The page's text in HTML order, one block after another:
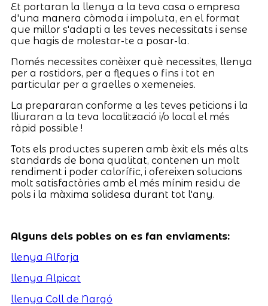
Et portaran la llenya a la teva casa o empresa
d'una manera còmoda i impoluta, en el format
que millor s'adapti a les teves necessitats i sense
que hagis de molestar-te a posar-la.
Només necessites conèixer què necessites, llenya
per a rostidors, per a fleques o fins i tot en
particular per a graelles o xemeneies.
La prepararan conforme a les teves peticions i la
lliuraran a la teva localització i/o local el més
ràpid possible !
Tots els productes superen amb èxit els més alts
standards de bona qualitat, contenen un molt
rendiment i poder calorífic, i ofereixen solucions
molt satisfactòries amb el més mínim residu de
pols i la màxima solidesa durant tot l'any.
Alguns dels pobles on es fan enviaments:
llenya Alforja
llenya Alpicat
llenya Coll de Nargó